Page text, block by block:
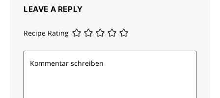
LEAVE A REPLY
Recipe Rating